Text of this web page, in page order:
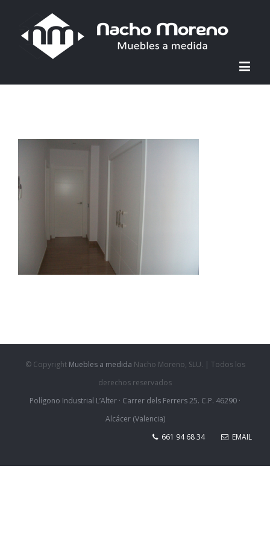
© Copyright Muebles a medida Nacho Moreno, SLU. | Todos los
derechos reservados
Polígono Industrial L’Alter · Carrer dels Ferrers 25. C.P. 46290 ·
Alcácer (Valencia)
661 94 68 34
EMAIL